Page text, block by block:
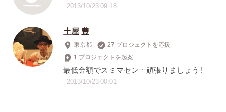
2013/10/23 09:18
土屋 豊
東京都
27 プロジェクトを応援
1 プロジェクトを起案
最低金額でスミマセン…頑張りましょう！
2013/10/23 00:01